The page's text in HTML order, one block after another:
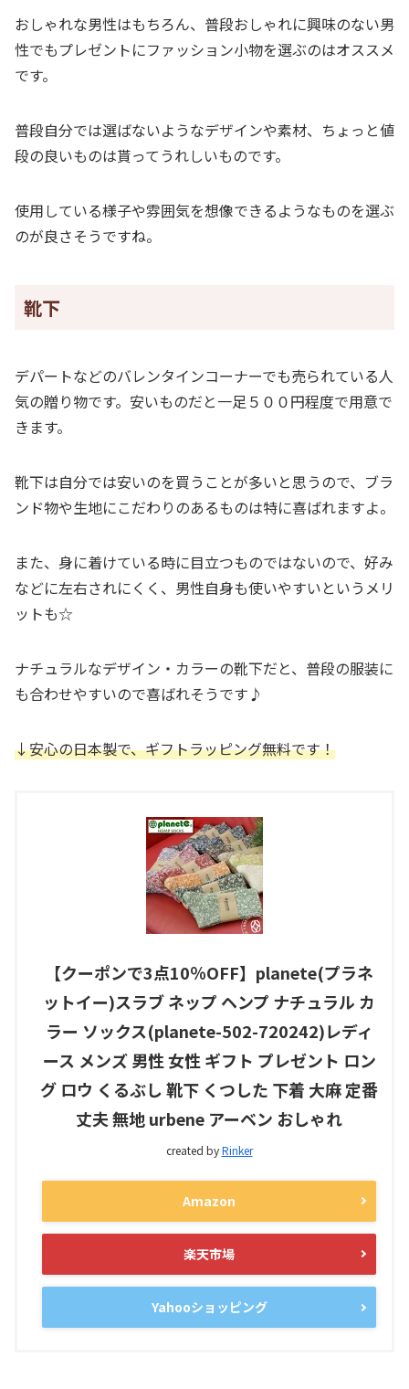
おしゃれな男性はもちろん、普段おしゃれに興味のない男
性でもプレゼントにファッション小物を選ぶのはオススメ
です。
普段自分では選ばないようなデザインや素材、ちょっと値
段の良いものは貰ってうれしいものです。
使用している様子や雰囲気を想像できるようなものを選ぶ
のが良さそうですね。
靴下
デパートなどのバレンタインコーナーでも売られている人
気の贈り物です。安いものだと一足５００円程度で用意で
きます。
靴下は自分では安いのを買うことが多いと思うので、ブラ
ンド物や生地にこだわりのあるものは特に喜ばれますよ。
また、身に着けている時に目立つものではないので、好み
などに左右されにくく、男性自身も使いやすいというメリ
ットも☆
ナチュラルなデザイン・カラーの靴下だと、普段の服装に
も合わせやすいので喜ばれそうです♪
↓安心の日本製で、ギフトラッピング無料です！
【クーポンで3点10％OFF】planete(プラネ
ットイー)スラブ ネップ ヘンプ ナチュラル カ
ラー ソックス(planete-502-720242)レディ
ース メンズ 男性 女性 ギフト プレゼント ロン
グ ロウ くるぶし 靴下 くつした 下着 大麻 定番
丈夫 無地 urbene アーベン おしゃれ
created byRinker
Amazon
楽天市場
Yahooショッピング